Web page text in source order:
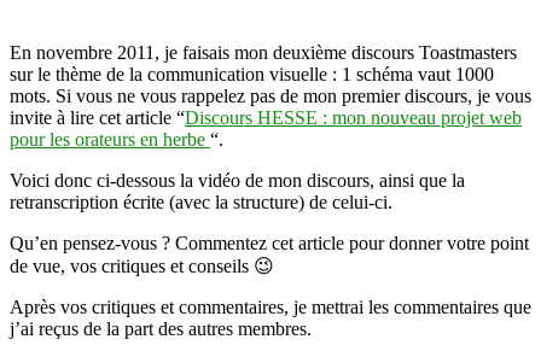
1
schéma
vaut
1000
En novembre 2011, je faisais mon deuxième discours Toastmasters
sur le thème de la communication visuelle : 1 schéma vaut 1000
mots. Si vous ne vous rappelez pas de mon premier discours, je vous
invite à lire cet article “Discours HESSE : mon nouveau projet web
pour les orateurs en herbe “.
Voici donc ci-dessous la vidéo de mon discours, ainsi que la
retranscription écrite (avec la structure) de celui-ci.
Qu’en pensez-vous ? Commentez cet article pour donner votre point
de vue, vos critiques et conseils 😉
Après vos critiques et commentaires, je mettrai les commentaires que
j’ai reçus de la part des autres membres.